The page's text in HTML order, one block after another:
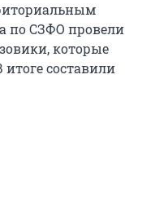
по СЗФО провели
которые
составили